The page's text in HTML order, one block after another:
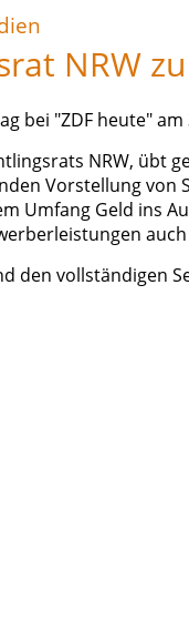
NRW
bei "ZDF heute" am
NRW, übt
Vorstellung von
Umfang Geld ins
den vollständigen